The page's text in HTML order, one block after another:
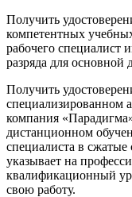
Получить
компетентных
рабочего специалист
разряда для основной
Получить
специализированном
компания
дистанционном
специалиста в сжатые
указывает на
квалификационный
свою работу.